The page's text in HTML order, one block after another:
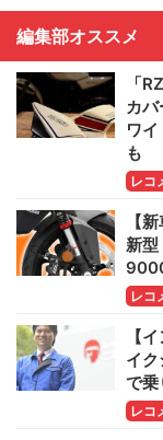
編集部オススメ
「
カ
ワ
も
レコ
【
新
レコ
【
イ
で乗
レコ